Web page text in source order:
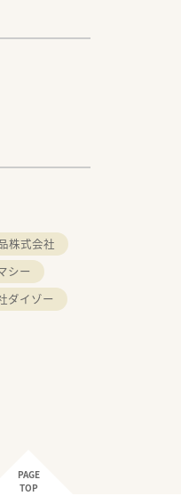
株式会社
シー
ダイゾー
PAGE
TOP